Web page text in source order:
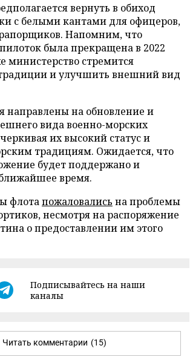
вернуть в обиход
с белыми кантами для офицеров,
Напомним, что
была прекращена в 2022
министерство стремится
и улучшить внешний вид
направлены на обновление и
вида военно-морских
их высокий статус и
традициям. Ожидается, что
будет поддержано и
время.
флотапожаловались на проблемы
несмотря на распоряжение
о предоставлении им этого
Подписывайтесь на наши
каналы
Читать комментарии (15)